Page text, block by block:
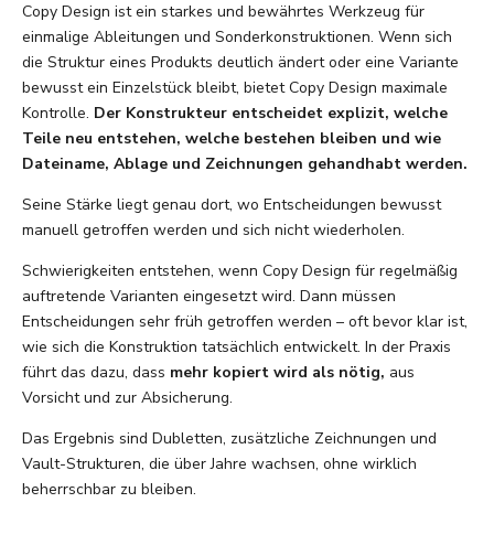
Copy Design ist ein starkes und bewährtes Werkzeug für
einmalige Ableitungen und Sonderkonstruktionen. Wenn sich
die Struktur eines Produkts deutlich ändert oder eine Variante
bewusst ein Einzelstück bleibt, bietet Copy Design maximale
Kontrolle. Der Konstrukteur entscheidet explizit, welche
Teile neu entstehen, welche bestehen bleiben und wie
Dateiname, Ablage und Zeichnungen gehandhabt werden.
Seine Stärke liegt genau dort, wo Entscheidungen bewusst
manuell getroffen werden und sich nicht wiederholen.
Schwierigkeiten entstehen, wenn Copy Design für regelmäßig
auftretende Varianten eingesetzt wird. Dann müssen
Entscheidungen sehr früh getroffen werden – oft bevor klar ist,
wie sich die Konstruktion tatsächlich entwickelt. In der Praxis
führt das dazu, dass mehr kopiert wird als nötig, aus
Vorsicht und zur Absicherung.
Das Ergebnis sind Dubletten, zusätzliche Zeichnungen und
Vault-Strukturen, die über Jahre wachsen, ohne wirklich
beherrschbar zu bleiben.